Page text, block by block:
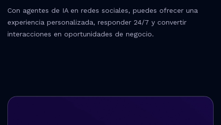
Con agentes de IA en redes sociales, puedes ofrecer una
experiencia personalizada, responder 24/7 y convertir
interacciones en oportunidades de negocio.